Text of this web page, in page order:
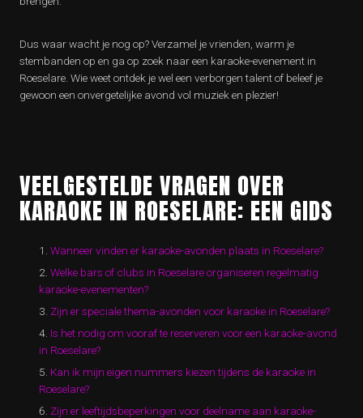
Dus waar wacht je nog op? Verzamel je vrienden, warm je
stembanden op en ga op zoek naar een karaoke-evenement in
Roeselare. Wie weet ontdek je wel een verborgen talent of beleef je
gewoon een onvergetelijke avond vol muziek en plezier!
VEELGESTELDE VRAGEN OVER
KARAOKE IN ROESELARE: EEN GIDS
Wanneer vinden er karaoke-avonden plaats in Roeselare?
Welke bars of clubs in Roeselare organiseren regelmatig
karaoke-evenementen?
Zijn er speciale thema-avonden voor karaoke in Roeselare?
Is het nodig om vooraf te reserveren voor een karaoke-avond
in Roeselare?
Kan ik mijn eigen nummers kiezen tijdens de karaoke in
Roeselare?
Zijn er leeftijdsbeperkingen voor deelname aan karaoke-